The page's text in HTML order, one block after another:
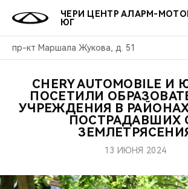
ЧЕРИ ЦЕНТР АЛАРМ-
ЮГ
пр-кт Маршала Жукова, д. 51
МОДЕЛИ
ПОКУПАТЕЛЯМ
ВЫБОР И ПОКУПКА
КРЕДИТ И СТРАХОВАНИЕ
ВЛАДЕЛЬЦАМ
ЗАПЧАСТИ И АКСЕССУАРЫ
ПОДДЕРЖКА
МИР CHERY
CHERY В СОЦСЕТЯХ
АКЦИИ
ВЫГОДЫ И АКЦИИ
ОНЛАЙН СЕРВИСЫ
ВЫБОР И ПОКУПКА
О КОМПАНИИ
CHERY AUTOMOBILE
ПОСЕТИЛИ
УЧРЕЖДЕНИЯ В
ПОСТРАДАВШИХ
13 ИЮНЯ 2024